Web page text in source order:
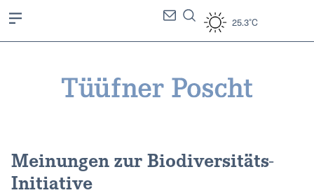
25.3°C
Meinungen zur Biodiversitäts-
Initiative